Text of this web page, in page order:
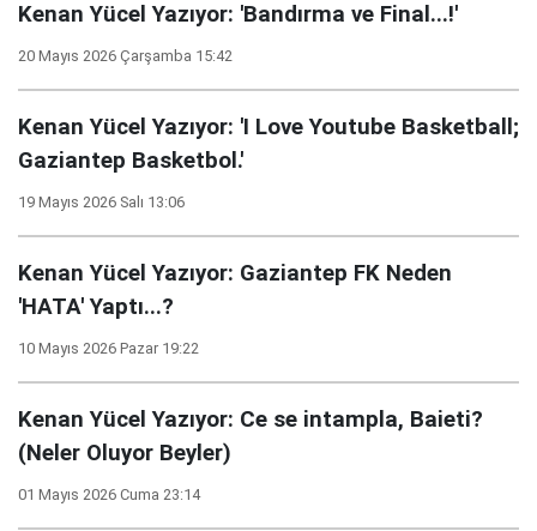
Kenan Yücel Yazıyor: 'Bandırma ve Final...!'
20 Mayıs 2026 Çarşamba 15:42
Kenan Yücel Yazıyor: 'I Love Youtube Basketball;
Gaziantep Basketbol.'
19 Mayıs 2026 Salı 13:06
Kenan Yücel Yazıyor: Gaziantep FK Neden
'HATA' Yaptı...?
10 Mayıs 2026 Pazar 19:22
Kenan Yücel Yazıyor: Ce se intampla, Baieti?
(Neler Oluyor Beyler)
01 Mayıs 2026 Cuma 23:14